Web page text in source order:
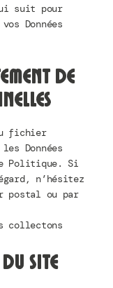
suit pour
Données
de
du fichier
Données
Politique. Si
n’hésitez
postal ou par
collectons
Site